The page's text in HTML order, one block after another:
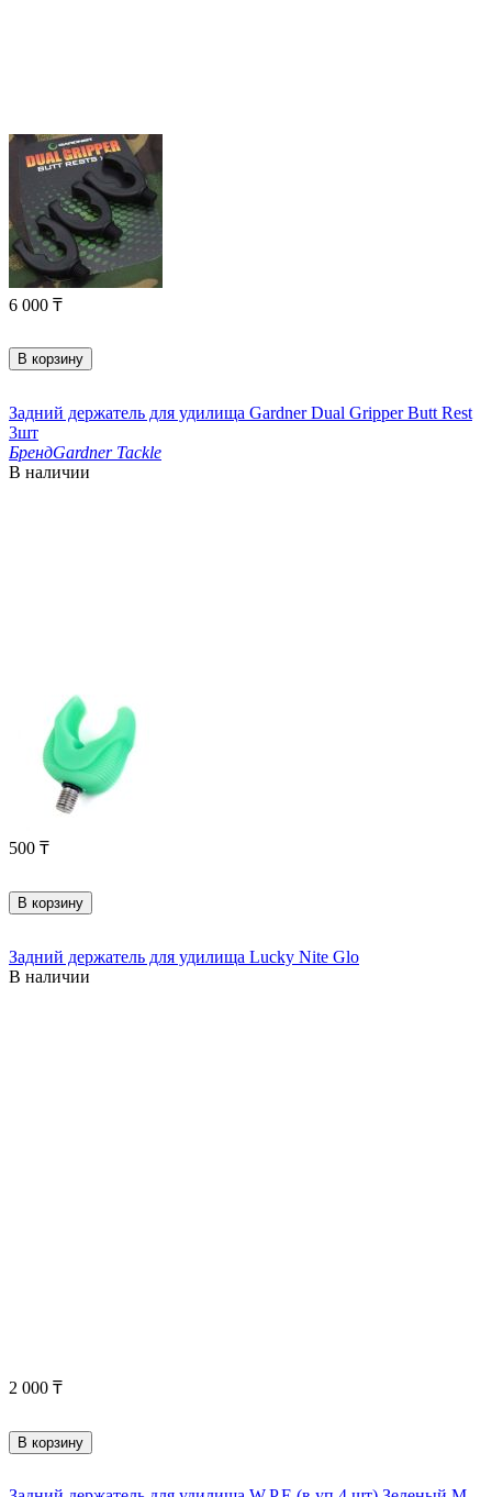
6 000 ₸
В корзину
Задний держатель для удилища Gardner Dual Gripper Butt Rest
3шт
БрендGardner Tackle
В наличии
500 ₸
В корзину
Задний держатель для удилища Lucky Nite Glo
В наличии
2 000 ₸
В корзину